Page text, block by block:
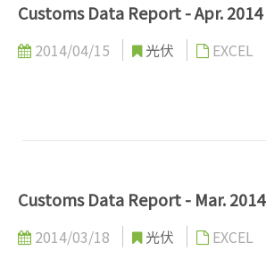
Customs Data Report - Apr. 2014
2014/04/15 光伏 EXCEL
Customs Data Report - Mar. 2014
2014/03/18 光伏 EXCEL